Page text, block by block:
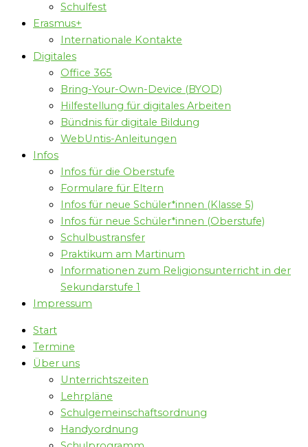
Schulfest
Erasmus+
Internationale Kontakte
Digitales
Office 365
Bring-Your-Own-Device (BYOD)
Hilfestellung für digitales Arbeiten
Bündnis für digitale Bildung
WebUntis-Anleitungen
Infos
Infos für die Oberstufe
Formulare für Eltern
Infos für neue Schüler*innen (Klasse 5)
Infos für neue Schüler*innen (Oberstufe)
Schulbustransfer
Praktikum am Martinum
Informationen zum Religionsunterricht in der
Sekundarstufe 1
Impressum
Start
Termine
Über uns
Unterrichtszeiten
Lehrpläne
Schulgemeinschaftsordnung
Handyordnung